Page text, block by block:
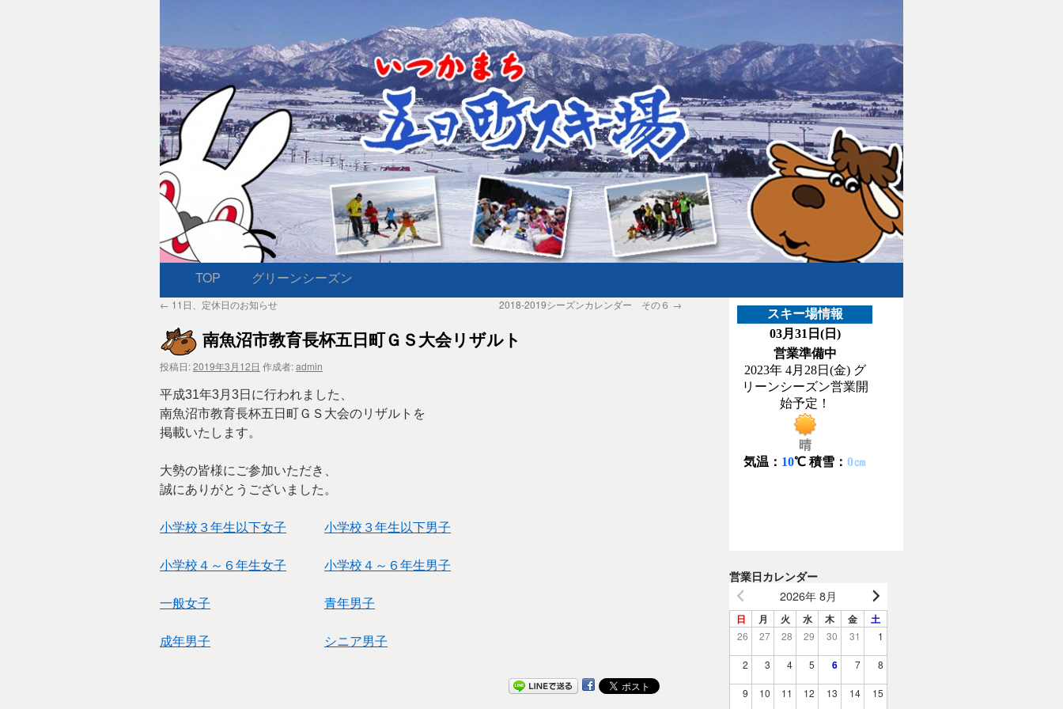
ン
テ
ン
ツ
へ
キ
TOP グリーンシーズン
← 11日、定休日のお知らせ 2018-2019シーズンカレンダー その６ →
南魚沼市教育長杯五日町ＧＳ大会リザルト
投稿日:2019年3月12日 作成者:admin
平成31年3月3日に行われました、
南魚沼市教育長杯五日町ＧＳ大会のリザルトを
掲載いたします。
大勢の皆様にご参加いただき、
誠にありがとうございました。
小学校３年生以下女子 小学校３年生以下男子
小学校４～６年生女子 小学校４～６年生男子
一般女子 青年男子
成年男子 シニア男子
営業日カレンダー
2026年 8月
日 月 火 水 木 金 土
26 27 28 29 30 31 1
2 3 4 5 6 7 8
9 10 11 12 13 14 15